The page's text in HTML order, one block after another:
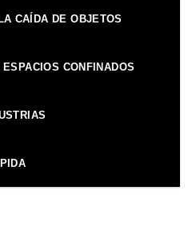
CAÍDA DE OBJETOS
CONFINADOS
PIDA